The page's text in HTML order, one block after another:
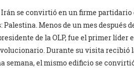
Irán se convirtió en un firme
Palestina. Menos de un mes después
de la OLP, fue el primer líder
Durante su visita recibió
semana, el mismo edificio se